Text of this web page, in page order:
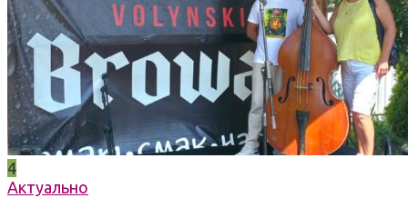
4
Актуально